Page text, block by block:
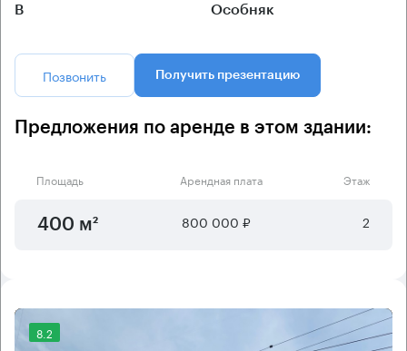
B Особняк
Позвонить Получить презентацию
Предложения по аренде в этом здании:
Площадь Арендная плата Этаж
400 м² 800 000 ₽ 2
8.2